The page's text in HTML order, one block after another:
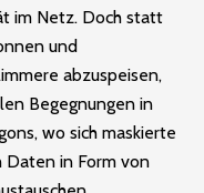
im Netz. Doch statt
und
abzuspeisen,
Begegnungen in
wo sich maskierte
in Form von